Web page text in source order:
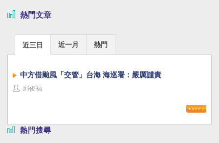
熱門文章
近三日 近一月 熱門
中方借颱風「交管」台海 海巡署：嚴厲譴責
邱俊福
熱門搜尋